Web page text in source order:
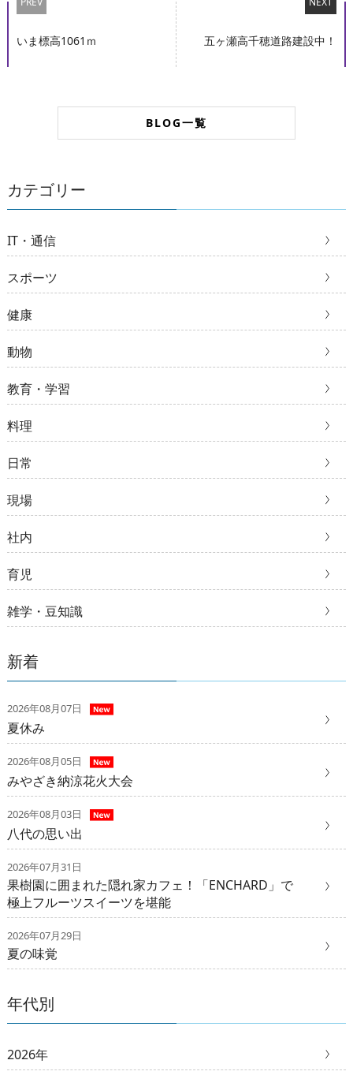
いま標高1061ｍ 五ヶ瀬高千穂道路建設中！
BLOG一覧
カテゴリー
IT・通信
スポーツ
健康
動物
教育・学習
料理
日常
現場
社内
育児
雑学・豆知識
新着
2026年08月07日
夏休み
2026年08月05日
みやざき納涼花火大会
2026年08月03日
八代の思い出
2026年07月31日
果樹園に囲まれた隠れ家カフェ！「ENCHARD」で
極上フルーツスイーツを堪能
2026年07月29日
夏の味覚
年代別
2026年